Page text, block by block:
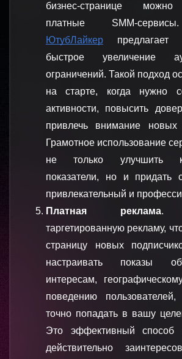
бизнес-странице можно
ЮтубЛайкер предлагает
быстрое увеличение
ограничений. Такой подход
на старте, когда нужно
активности, повысить
привлечь внимание новых
Грамотное использование
не только улучшить
показатели, но и придать
привлекательный и
Платная реклама.
таргетированную рекламу,
страницу новых
настраивать показы
интересам,
поведению
точно попадать в вашу
Это эффективный способ
действительно